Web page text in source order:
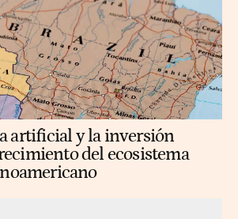
artificial y la inversión
del ecosistema